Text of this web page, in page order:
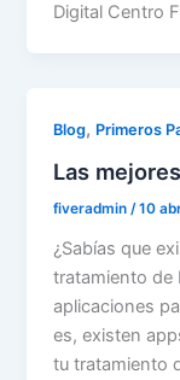
Digital Centro
Blog, Primeros
Las
fiveradmin/10
¿Sabías que
tratamiento de
aplicaciones
es, existen
tu tratamiento